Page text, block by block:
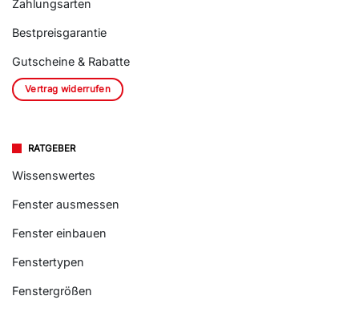
Zahlungsarten
Bestpreisgarantie
Gutscheine & Rabatte
Vertrag widerrufen
RATGEBER
Wissenswertes
Fenster ausmessen
Fenster einbauen
Fenstertypen
Fenstergrößen